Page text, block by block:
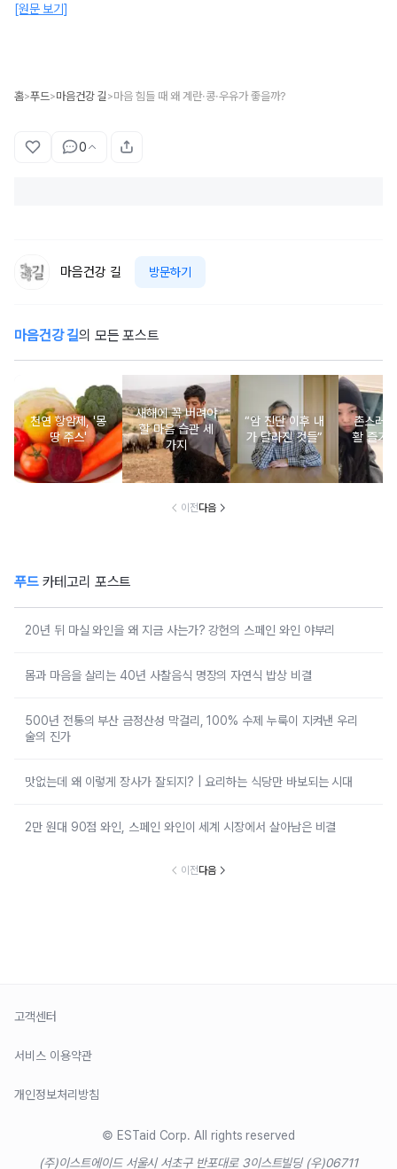
[원문 보기]
홈>푸드>마음건강 길 >마음 힘들 때 왜 계란·콩·우유가 좋을까?
0
마음건강 길 방문하기
마음건강 길의 모든 포스트
천연 항암제, '몽
땅 주스'
새해에 꼭 버려야
할 마음 습관 세
가지
“암 진단 이후 내
가 달라진 것들”
촌스러
활 즐기
이전다음
푸드카테고리 포스트
20년 뒤 마실 와인을 왜 지금 사는가? 강헌의 스페인 와인 야부리
몸과 마음을 살리는 40년 사찰음식 명장의 자연식 밥상 비결
500년 전통의 부산 금정산성 막걸리, 100% 수제 누룩이 지켜낸 우리
술의 진가
맛없는데 왜 이렇게 장사가 잘되지? | 요리하는 식당만 바보되는 시대
2만 원대 90점 와인, 스페인 와인이 세계 시장에서 살아남은 비결
이전다음
고객센터
서비스 이용약관
개인정보처리방침
© ESTaid Corp. All rights reserved
(주)이스트에이드 서울시 서초구 반포대로 3이스트빌딩 (우)06711